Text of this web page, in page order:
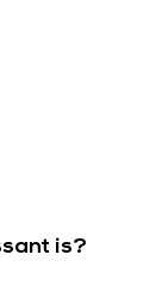
is?